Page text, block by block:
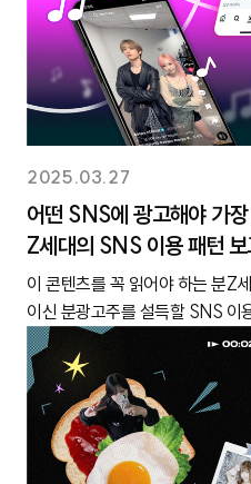
미’로 통하고 있는 거예요. 캐릿
의하기도 했습니다. 기후 위기로
흐름 속에서 언제 없어질지 모르
만 즐길 수 있는 활동을 적극적
츠: 제철 챙기는 게 힙? Z세대가
야할 점은 제철을 적극적으로
대가 특정 계절을 떠올릴 때 연
있다는 거예요. 이전처럼 ‘봄=벚
단순한 공식으로만 정의하는 게
매트를 깔고 슈크림 라떼를 먹는
겁니다. 그래서 뻔한 시즌 마케팅
마음을 사로잡기 어려워졌어요. ‘
과 어울린다고 생각하는 ’경복궁
기대하는 Z세대가 더 많아졌다
릿 1020 자문단이 직접 뽑은, Z
총정리 했습니다. 봄·여름·가을
야별로 나누었고요. 시즌 마케
어떤 SNS에 광고해야 가
Z세대의 SNS 이용 패턴
이 콘텐츠를 꼭 읽어야 하는 분Z
이신 분광고주를 설득할 SNS 이
SNS 플랫폼별 광고 효과가 좋은
이용 패턴이 이전과 달라지고 있
만 해도 인스타그램의 대표 기능
그램이 발표한 ‘2024 연말 결산
이 사용하는 인스타그램 기능 1
위 이내에도 들지 못했고요. 즉,
2025.03.27